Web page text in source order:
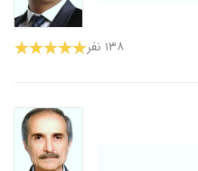
۱۳۸ نفر